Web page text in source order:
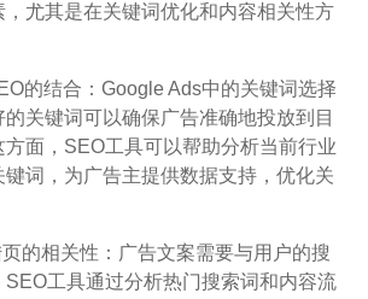
尤其是在关键词优化和内容相关性方
的结合：Google Ads中的关键词选择
关键词可以确保广告准确地投放到目
面，SEO工具可以帮助分析当前行业
词，为广告主提供数据支持，优化关
的相关性：广告文案需要与用户的搜
工具通过分析热门搜索词和内容流